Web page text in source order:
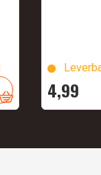
4,99